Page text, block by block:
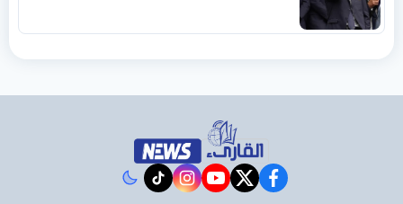
facebook
twitter
youtube
instagram
tiktok